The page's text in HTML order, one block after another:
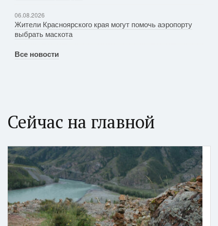
06.08.2026
Жители Красноярского края могут помочь аэропорту
выбрать маскота
Все новости
Сейчас на главной